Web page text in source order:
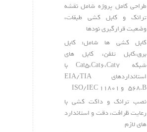
طراحی کامل پروژه شامل نقشه
ترانک و کابل کشی طبقات،
وضعیت قرارگیری نودها
کابل کشی ها شامل: کابل
برق،کابل تلفن، کابل های
شبکه Cat5،Cat6،Cat7 با
استانداردهای EIA/TIA
568.B و ISO/IEC 11801
نصب ترانک و داکت کشی با
رعایت ظرافت، دقت و استاندارد
های لازم